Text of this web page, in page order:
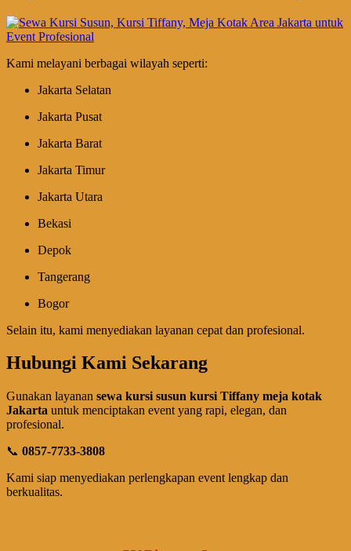
Kami melayani berbagai wilayah seperti:
Jakarta Selatan
Jakarta Pusat
Jakarta Barat
Jakarta Timur
Jakarta Utara
Bekasi
Depok
Tangerang
Bogor
Selain itu, kami menyediakan layanan cepat dan profesional.
Hubungi Kami Sekarang
Gunakan layanan sewa kursi susun kursi Tiffany meja kotak
Jakarta untuk menciptakan event yang rapi, elegan, dan
profesional.
📞 0857-7733-3808
Kami siap menyediakan perlengkapan event lengkap dan
berkualitas.